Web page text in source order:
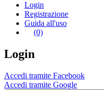
Login
Registrazione
Guida all'uso
(0)
Login
Accedi tramite Facebook
Accedi tramite Google